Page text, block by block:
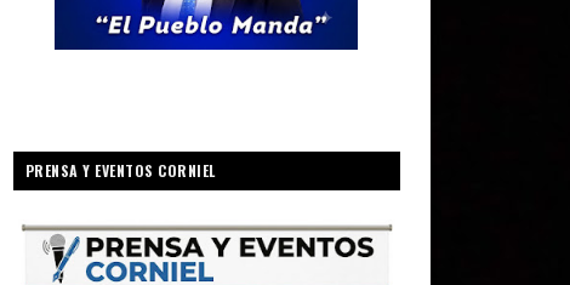
PRENSA Y EVENTOS CORNIEL